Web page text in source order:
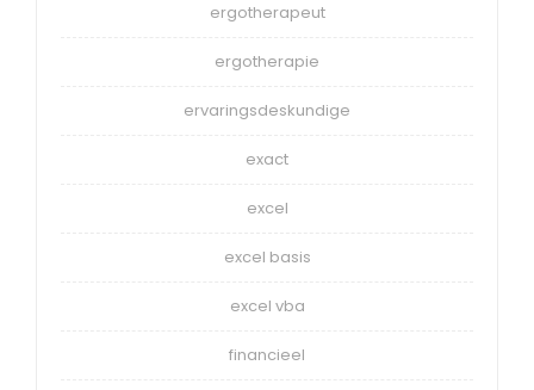
ergotherapeut
ergotherapie
ervaringsdeskundige
exact
excel
excel basis
excel vba
financieel